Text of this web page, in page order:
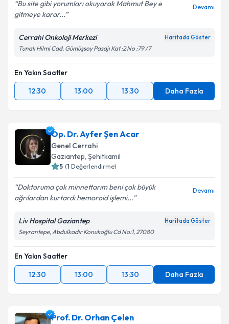
Bu site gibi yorumları okuyarak Mahmut Bey e
gitmeye karar...
Devamı
Cerrahi Onkoloji Merkezi Haritada Göster
Tunalı Hilmi Cad. Gümüşsoy Pasajı Kat :2 No :79 /7
En Yakın Saatler
12:30
13:00 13:30 Daha Fazla
Op. Dr. Ayfer Şen Acar
Genel Cerrahi
Gaziantep, Şehitkamil
5 (1 Değerlendirme)
Doktoruma çok minnettarım beni çok büyük
ağrılardan kurtardı hemoroid işlemi...
Devamı
Liv Hospital Gaziantep Haritada Göster
Seyrantepe, Abdulkadir Konukoğlu Cd No:1, 27080
En Yakın Saatler
12:30
13:00 13:30 Daha Fazla
Prof. Dr. Orhan Çelen